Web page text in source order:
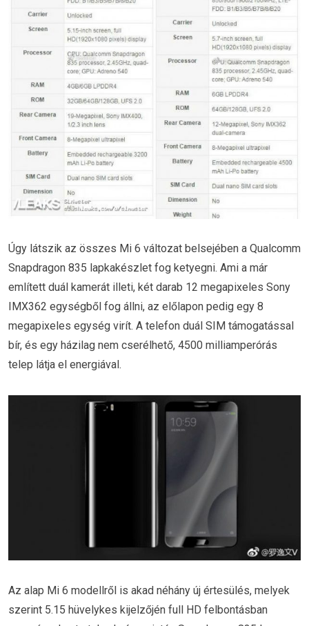
Úgy látszik az összes Mi 6 változat belsejében a Qualcomm
Snapdragon 835 lapkakészlet fog ketyegni. Ami a már
említett duál kamerát illeti, két darab 12 megapixeles Sony
IMX362 egységből fog állni, az előlapon pedig egy 8
megapixeles egység virít. A telefon duál SIM támogatással
bír, és egy házilag nem cserélhető, 4500 milliamperórás
telep látja el energiával.
Az alap Mi 6 modellről is akad néhány új értesülés, melyek
szerint 5.15 hüvelykes kijelzőjén full HD felbontásban